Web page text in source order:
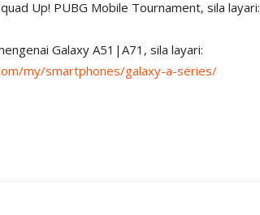
Up! PUBG Mobile Tournament, sila layari:
Galaxy A51|A71, sila layari:
my/smartphones/galaxy-a-series/